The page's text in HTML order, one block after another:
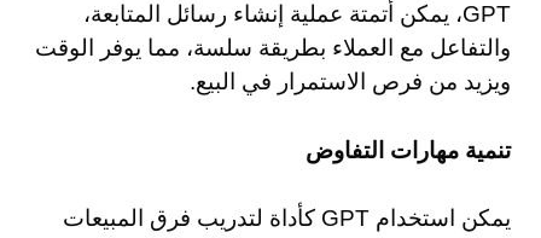
GPT، يمكن أتمتة عملية إنشاء رسائل المتابعة،
والتفاعل مع العملاء بطريقة سلسة، مما يوفر الوقت
ويزيد من فرص الاستمرار في البيع.
تنمية مهارات التفاوض
يمكن استخدام GPT كأداة لتدريب فرق المبيعات